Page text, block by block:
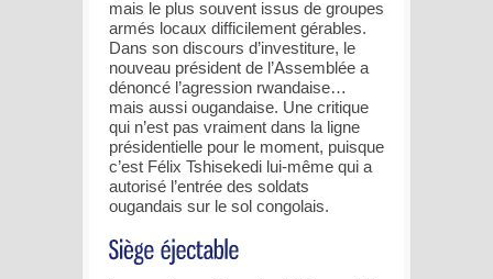
mais le plus souvent issus de groupes
armés locaux difficilement gérables.
Dans son discours d’investiture, le
nouveau président de l’Assemblée a
dénoncé l’agression rwandaise…
mais aussi ougandaise. Une critique
qui n’est pas vraiment dans la ligne
présidentielle pour le moment, puisque
c’est Félix Tshisekedi lui-même qui a
autorisé l’entrée des soldats
ougandais sur le sol congolais.